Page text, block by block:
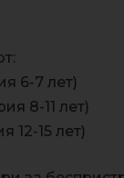
6-7 лет)
8-11 лет)
12-15 лет)